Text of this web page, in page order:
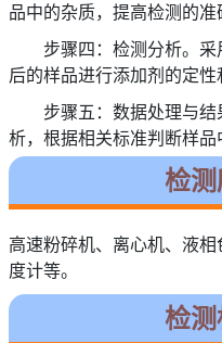
品中的杂质，提高检测的准
步骤四：检测分析。
后的样品进行添加剂的定性
步骤五：数据处理与
析，根据相关标准判断样品
检
高速粉碎机、离心机、液
度计等。
检